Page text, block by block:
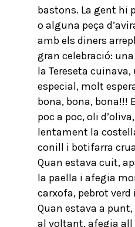
bastons. La gent hi
o alguna peça
amb els diners
gran celebració:
la Tereseta cuinava,
especial, molt
bona, bona, bona!!!
poc a poc, oli
lentament la
conill i botifarra
Quan estava cuit,
la paella i afegia
carxofa, pebrot verd
Quan estava a
al voltant, afegia